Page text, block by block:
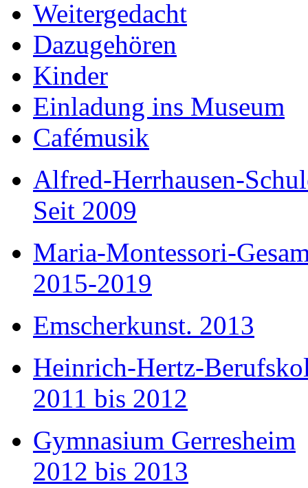
Weitergedacht
Dazugehören
Kinder
Einladung ins Museum
Cafémusik
Alfred-Herrhausen-
Seit 2009
Maria-Montessori-
2015-2019
Emscherkunst. 2013
Heinrich-Hertz-
2011 bis 2012
Gymnasium Gerresheim
2012 bis 2013